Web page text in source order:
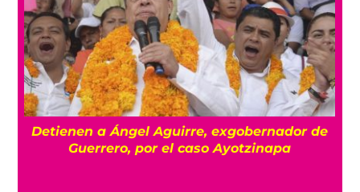
Detienen a Ángel Aguirre, exgobernador de
Guerrero, por el caso Ayotzinapa